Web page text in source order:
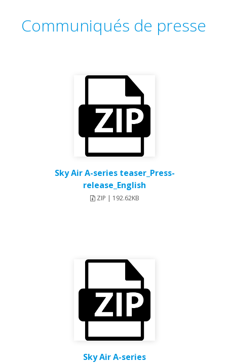
Communiqués de presse
Sky Air A-series teaser_Press-
release_English
ZIP | 192.62KB
Sky Air A-series